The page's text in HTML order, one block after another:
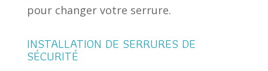
pour changer votre serrure.
INSTALLATION DE SERRURES DE
SÉCURITÉ